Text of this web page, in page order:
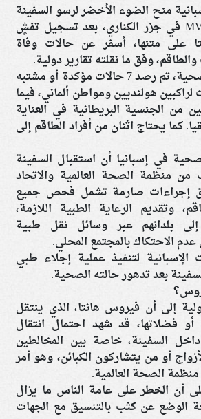
منح الضوء الأخضر لرسو السفينة
السياحية MV Hondius في جزر الكناري، بعد تسجيل تفشٍ
على متنها، أسفر عن حالات وفاة
وفق ما نقلته تقارير دولية.
وبحسب البيانات الصحية، تم رصد 7 حالات مؤكدة أو مشتبه
3 وفيات لراكبين هولنديين ومواطن ألماني، فيما
من الجنسية البريطانية في العناية
كما يحتاج اثنان من أفراد الطاقم إلى
في إسبانيا أن استقبال السفينة
منظمة الصحة العالمية والاتحاد
إجراءات صارمة تشمل فحص جميع
وتقديم الرعاية الطبية اللازمة،
إلى بلدانهم عبر وسائل نقل طبية
الاحتكاك بالمجتمع المحلي.
الإسبانية لتنفيذ عملية إجلاء طبي
بعد تدهور حالته الصحية.
إلى أن فيروس هانتا، الذي ينتقل
فضلاتها، قد شهد احتمال انتقال
السفينة، خاصة بين المخالطين
أو من يتشاركون الكبائن، وهو أمر
الصحة العالمية.
أن الخطر على عامة الناس ما يزال
الوضع عن كثب بالتنسيق مع الجهات